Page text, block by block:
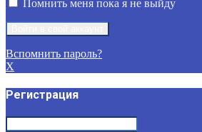
Помнить меня пока я не выйду
Вспомнить пароль?
X
Регистрация